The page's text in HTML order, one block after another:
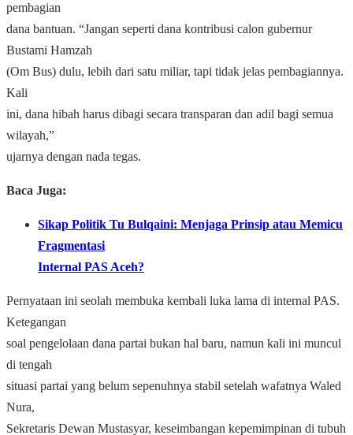
pembagian
dana bantuan. “Jangan seperti dana kontribusi calon gubernur
Bustami Hamzah
(Om Bus) dulu, lebih dari satu miliar, tapi tidak jelas pembagiannya.
Kali
ini, dana hibah harus dibagi secara transparan dan adil bagi semua
wilayah,”
ujarnya dengan nada tegas.
Baca Juga:
Sikap Politik Tu Bulqaini: Menjaga Prinsip atau Memicu
Fragmentasi
Internal PAS Aceh?
Pernyataan ini seolah membuka kembali luka lama di internal PAS.
Ketegangan
soal pengelolaan dana partai bukan hal baru, namun kali ini muncul
di tengah
situasi partai yang belum sepenuhnya stabil setelah wafatnya Waled
Nura,
Sekretaris Dewan Mustasyar, keseimbangan kepemimpinan di tubuh